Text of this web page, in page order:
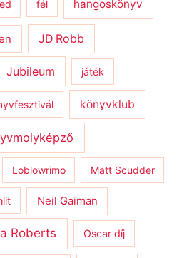
fél hangoskönyv
JD Robb
Jubileum játék
könyvklub
Loblowrimo Matt Scudder
Neil Gaiman
Roberts Oscar díj